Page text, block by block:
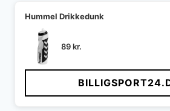
Hummel Drikkedunk
89kr.